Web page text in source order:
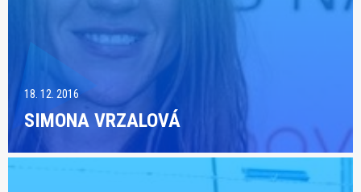
18. 12. 2016
SIMONA VRZALOVÁ